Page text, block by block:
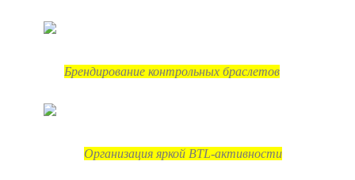
Брендирование контрольных браслетов
Организация яркой BTL-активности